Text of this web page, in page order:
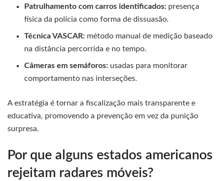
Patrulhamento com carros identificados: presença
física da polícia como forma de dissuasão.
Técnica VASCAR: método manual de medição baseado
na distância percorrida e no tempo.
Câmeras em semáforos: usadas para monitorar
comportamento nas interseções.
A estratégia é tornar a fiscalização mais transparente e
educativa, promovendo a prevenção em vez da punição
surpresa.
Por que alguns estados americanos
rejeitam radares móveis?